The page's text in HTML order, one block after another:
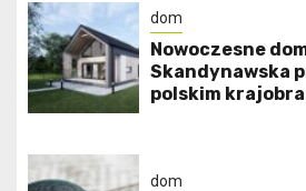
dom
Nowoczesne
Skandynawska
polskim
dom